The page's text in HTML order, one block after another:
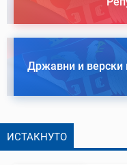
Државни и верски
ИСТАКНУТО